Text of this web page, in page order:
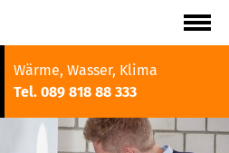
Wärme, Wasser, Klima
Tel. 089 818 88 333